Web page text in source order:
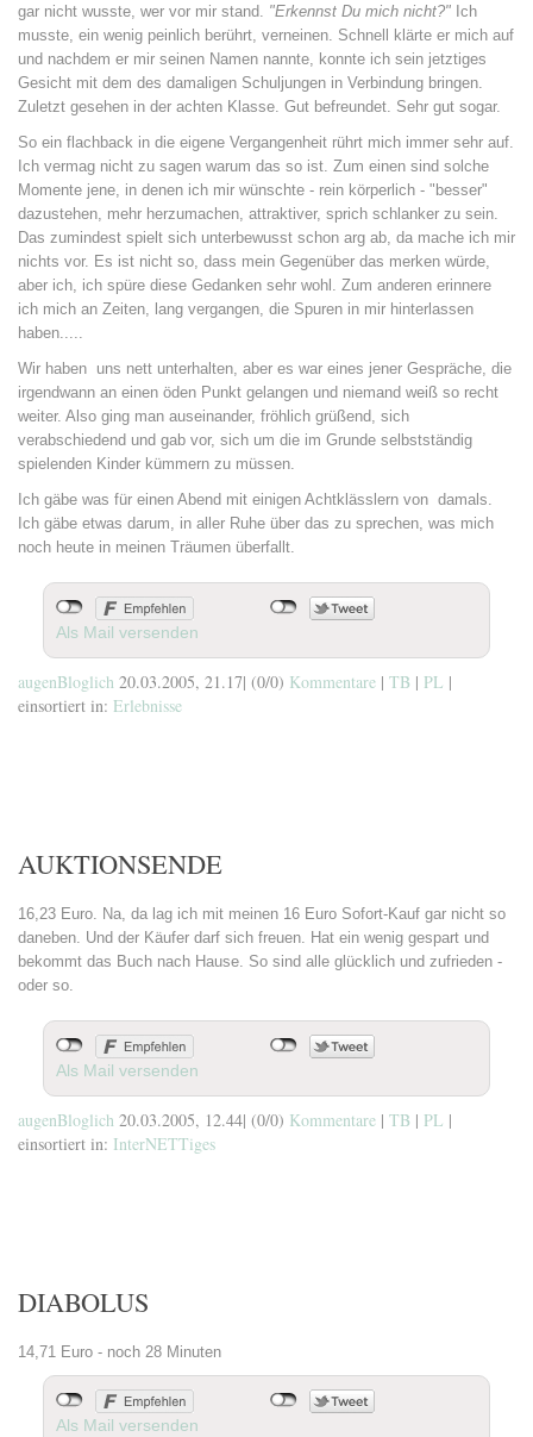
gar nicht wusste, wer vor mir stand. "Erkennst Du mich nicht?" Ich
musste, ein wenig peinlich berührt, verneinen. Schnell klärte er mich auf
und nachdem er mir seinen Namen nannte, konnte ich sein jetztiges
Gesicht mit dem des damaligen Schuljungen in Verbindung bringen.
Zuletzt gesehen in der achten Klasse. Gut befreundet. Sehr gut sogar.
So ein flachback in die eigene Vergangenheit rührt mich immer sehr auf.
Ich vermag nicht zu sagen warum das so ist. Zum einen sind solche
Momente jene, in denen ich mir wünschte - rein körperlich - "besser"
dazustehen, mehr herzumachen, attraktiver, sprich schlanker zu sein.
Das zumindest spielt sich unterbewusst schon arg ab, da mache ich mir
nichts vor. Es ist nicht so, dass mein Gegenüber das merken würde,
aber ich, ich spüre diese Gedanken sehr wohl. Zum anderen erinnere
ich mich an Zeiten, lang vergangen, die Spuren in mir hinterlassen
haben.....
Wir haben uns nett unterhalten, aber es war eines jener Gespräche, die
irgendwann an einen öden Punkt gelangen und niemand weiß so recht
weiter. Also ging man auseinander, fröhlich grüßend, sich
verabschiedend und gab vor, sich um die im Grunde selbstständig
spielenden Kinder kümmern zu müssen.
Ich gäbe was für einen Abend mit einigen Achtklässlern von damals.
Ich gäbe etwas darum, in aller Ruhe über das zu sprechen, was mich
noch heute in meinen Träumen überfallt.
Als Mail versenden
augenBloglich 20.03.2005, 21.17| (0/0) Kommentare | TB | PL |
einsortiert in: Erlebnisse
AUKTIONSENDE
16,23 Euro. Na, da lag ich mit meinen 16 Euro Sofort-Kauf gar nicht so
daneben. Und der Käufer darf sich freuen. Hat ein wenig gespart und
bekommt das Buch nach Hause. So sind alle glücklich und zufrieden -
oder so.
Als Mail versenden
augenBloglich 20.03.2005, 12.44| (0/0) Kommentare | TB | PL |
einsortiert in: InterNETTiges
DIABOLUS
14,71 Euro - noch 28 Minuten
Als Mail versenden